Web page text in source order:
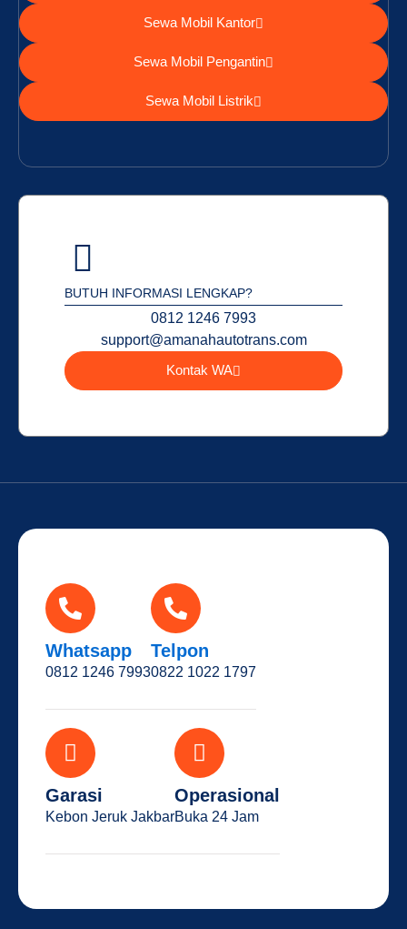
Sewa Mobil Kantor
Sewa Mobil Pengantin
Sewa Mobil Listrik
BUTUH INFORMASI LENGKAP?
0812 1246 7993
support@amanahautotrans.com
Kontak WA
Whatsapp
0812 1246 7993
Telpon
0822 1022 1797
Garasi
Kebon Jeruk Jakbar
Operasional
Buka 24 Jam